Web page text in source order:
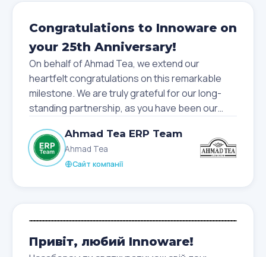
Congratulations to Innoware on
your 25th Anniversary!
On behalf of Ahmad Tea, we extend our
heartfelt congratulations on this remarkable
milestone. We are truly grateful for our long-
standing partnership, as you have been our
and solution provider for over 14 years. Your
expertise, commitment, and consistent
support have played a vital role in
built on trust, collaboration, and a shared vision
Ahmad Tea ERP Team
Ahmad Tea
Сайт компанії
Привіт, любий Innoware!